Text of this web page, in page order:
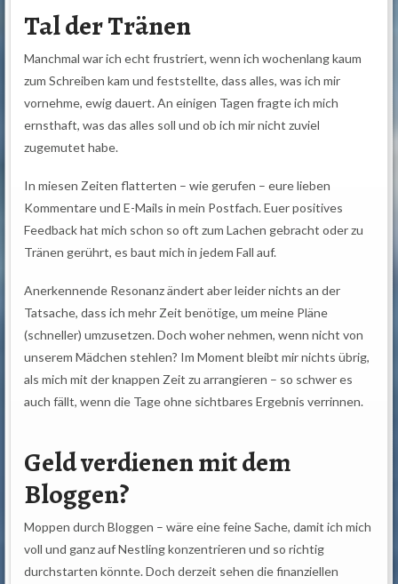
Tal der Tränen
Manchmal war ich echt frustriert, wenn ich wochenlang kaum
zum Schreiben kam und feststellte, dass alles, was ich mir
vornehme, ewig dauert. An einigen Tagen fragte ich mich
ernsthaft, was das alles soll und ob ich mir nicht zuviel
zugemutet habe.
In miesen Zeiten flatterten – wie gerufen – eure lieben
Kommentare und E-Mails in mein Postfach. Euer positives
Feedback hat mich schon so oft zum Lachen gebracht oder zu
Tränen gerührt, es baut mich in jedem Fall auf.
Anerkennende Resonanz ändert aber leider nichts an der
Tatsache, dass ich mehr Zeit benötige, um meine Pläne
(schneller) umzusetzen. Doch woher nehmen, wenn nicht von
unserem Mädchen stehlen? Im Moment bleibt mir nichts übrig,
als mich mit der knappen Zeit zu arrangieren – so schwer es
auch fällt, wenn die Tage ohne sichtbares Ergebnis verrinnen.
Geld verdienen mit dem
Bloggen?
Moppen durch Bloggen – wäre eine feine Sache, damit ich mich
voll und ganz auf Nestling konzentrieren und so richtig
durchstarten könnte. Doch derzeit sehen die finanziellen